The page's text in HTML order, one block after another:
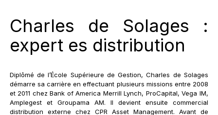
Charles de Solages :
expert es distribution
Diplômé de l’École Supérieure de Gestion, Charles de Solages
démarre sa carrière en effectuant plusieurs missions entre 2008
et 2011 chez Bank of America Merrill Lynch, ProCapital, Vega IM,
Amplegest et Groupama AM. Il devient ensuite commercial
distribution externe chez CPR Asset Management. Avant de